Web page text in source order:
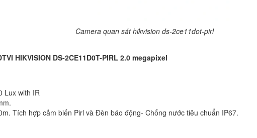
Camera quan sát hikvision ds-2ce11dot-pirl
HIKVISION DS-2CE11D0T-PIRL 2.0 megapixel
Lux with IR
Tích hợp cảm biến Pirl và Đèn báo động- Chống nước tiêu chuẩn IP67.